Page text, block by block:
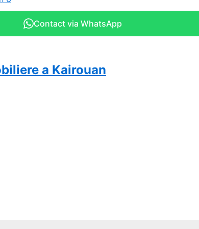
Contact via WhatsApp
a Kairouan